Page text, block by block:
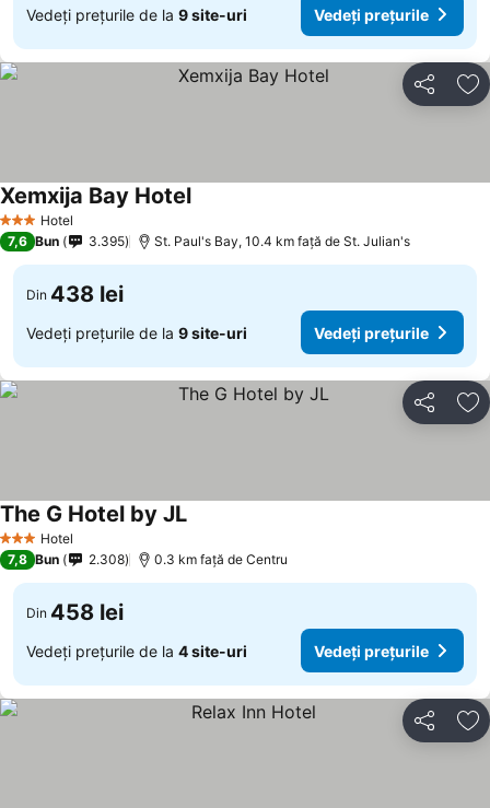
Vedeți prețurile de la 9 site-uri Vedeți prețurile
Distribuiți
3 SteleHotel
Xemxija Bay Hotel
7,6 Bun 3.395 St. Paul's Bay, 10.4 km faţă de St. Julian's
Din 438 lei
Vedeți prețurile de la 9 site-uri Vedeți prețurile
Distribuiți
3 SteleHotel
The G Hotel by JL
7,8 Bun 2.308 0.3 km faţă de Centru
Din 458 lei
Vedeți prețurile de la 4 site-uri Vedeți prețurile
Distribuiți